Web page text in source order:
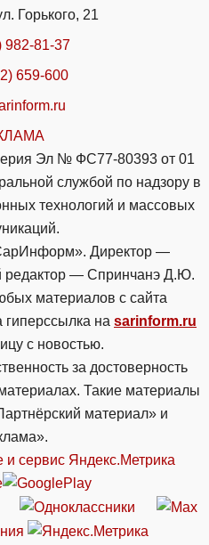
Горького, 21
982-81-37
659-600
Эл № ФС77-80393 от 01
службой по надзору в
технологий и массовых
Директор —
— Спринчанэ Д.Ю.
материалов с сайта
на sarinform.ru
с новостью.
за достоверность
Такие материалы
материал» и
и сервиc Яндекс.Метрика